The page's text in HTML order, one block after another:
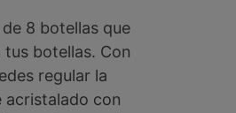
8 botellas que
botellas. Con
regular la
con